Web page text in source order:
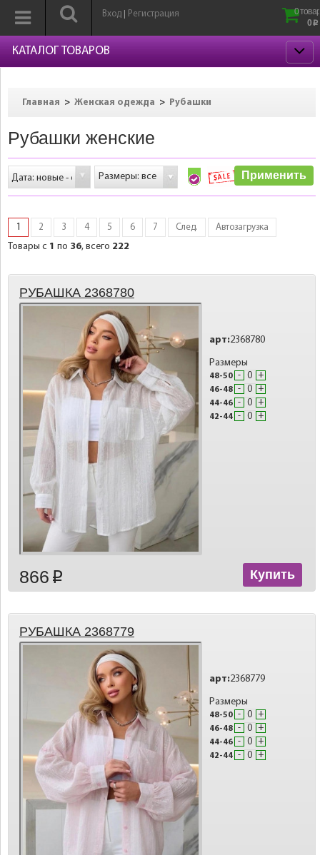
Вход Регистрация
0
0 p
КАТАЛОГ ТОВАРОВ
Главная > Женская одежда > Рубашки
Рубашки женские
Размеры: все
1 2 3 4 5 6 7 След. Автозагрузка
Товары с 1 по 36, всего 222
РУБАШКА 2368780
арт:2368780
Размеры
48-50 - +
46-48 - +
44-46 - +
42-44 - +
866 p Купить
РУБАШКА 2368779
арт:2368779
Размеры
48-50 - +
46-48 - +
44-46 - +
42-44 - +